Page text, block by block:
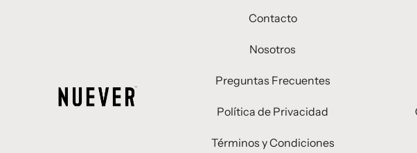
Contacto
Nosotros
Preguntas Frecuentes
Política de Privacidad
Términos y Condiciones